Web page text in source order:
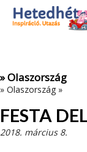
Az oldal sütiket
Adatvédelmi
» Olaszország
» Olaszország »
FESTA
2018. március 8.